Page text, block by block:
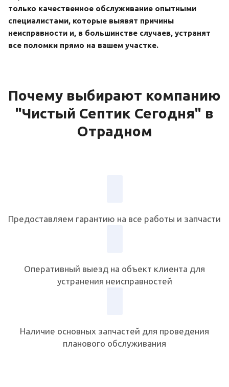
только качественное обслуживание опытными
специалистами, которые выявят причины
неисправности и, в большинстве случаев, устранят
все поломки прямо на вашем участке.
Почему выбирают компанию
"Чистый Септик Сегодня" в
Отрадном
Предоставляем гарантию на все работы и запчасти
Оперативный выезд на объект клиента для
устранения неисправностей
Наличие основных запчастей для проведения
планового обслуживания